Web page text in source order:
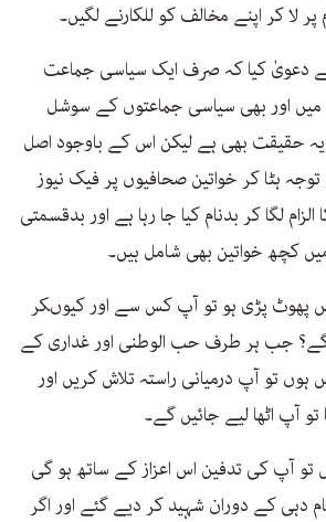
لا کر اپنے مخالف کو للکارنے لگیں۔
دعویٰ کیا کہ صرف ایک سیاسی جماعت
میں اور بھی سیاسی جماعتوں کے سوشل
یہ حقیقت بھی ہے لیکن اس کے باوجود اصل
ہٹا کر خواتین صحافیوں پر فیک نیوز
الزام لگا کر بدنام کیا جا رہا ہے اور بدقسمتی
کچھ خواتین بھی شامل ہیں۔
پھوٹ پڑی ہو تو آپ کس سے اور کیوںکر
گے؟ جب ہر طرف حب الوطنی اور غداری کے
تو آپ درمیانی راستہ تلاش کریں اور
آپ اٹھا لیے جائیں گے۔
تو آپ کی تدفین اس اعزاز کے ساتھ ہو گی
دہی کے دوران شہید کر دیے گئے اور اگر